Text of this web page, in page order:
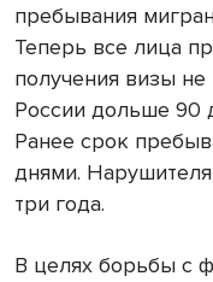
пребывания
Теперь все лица
получения визы
России дольше 90
Ранее срок
днями.
три года.
В целях борьбы с